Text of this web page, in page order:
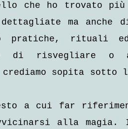
che ho trovato più
ma
pratiche, rituali
di risvegliare o
crediamo sopita
a cui far
alla